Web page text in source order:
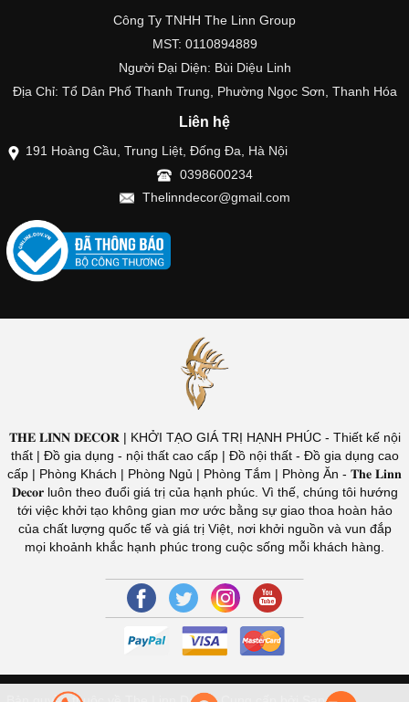
Công Ty TNHH The Linn Group
MST: 0110894889
Người Đại Diện: Bùi Diệu Linh
Địa Chỉ: Tổ Dân Phố Thanh Trung, Phường Ngọc Sơn, Thanh Hóa
Liên hệ
191 Hoàng Cầu, Trung Liệt, Đống Đa, Hà Nội
0398600234
Thelinndecor@gmail.com
𝐓𝐇𝐄 𝐋𝐈𝐍𝐍 𝐃𝐄𝐂𝐎𝐑 | KHỞI TẠO GIÁ TRỊ HẠNH PHÚC - Thiết kế nội
thất | Đồ gia dụng - nội thất cao cấp | Đồ nội thất - Đồ gia dụng cao
cấp | Phòng Khách | Phòng Ngủ | Phòng Tắm | Phòng Ăn - 𝐓𝐡𝐞 𝐋𝐢𝐧𝐧
𝐃𝐞𝐜𝐨𝐫 luôn theo đuổi giá trị của hạnh phúc. Vì thế, chúng tôi hướng
tới việc khởi tạo không gian mơ ước bằng sự giao thoa hoàn hảo
của chất lượng quốc tế và giá trị Việt, nơi khởi nguồn và vun đắp
mọi khoảnh khắc hạnh phúc trong cuộc sống mỗi khách hàng.